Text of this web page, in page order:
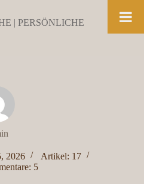
| PERSÖNLICHE
2026
Artikel: 17
5